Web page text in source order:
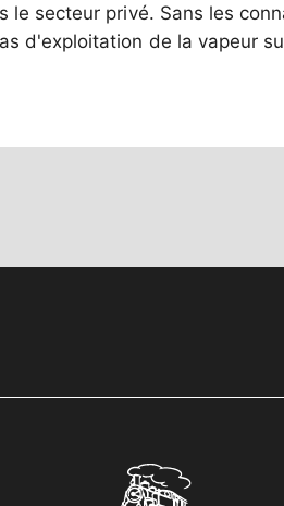
le secteur privé. Sans les
d'exploitation de la vapeur